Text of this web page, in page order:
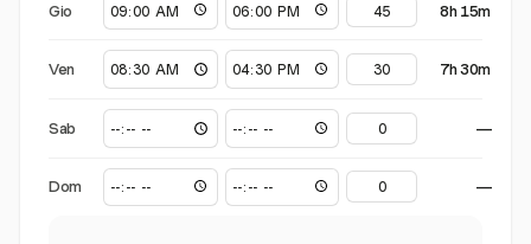
Gio 8h 15m
Ven 7h 30m
Sab —
Dom —